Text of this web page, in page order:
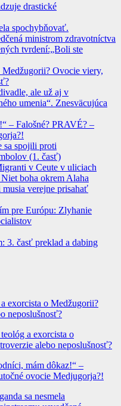
drastické
spochybňovať.
ministrom zdravotníctva
tvrdení:„Boli ste
Ovocie viery,
ale už aj v
umenia“. Znesväcujúca
– Falošné? PRAVÉ? –
sa spojili proti
(1. časť)
v Ceute v uliciach
boha okrem Alaha
verejne prisahať
pre Európu: Zlyhanie
3. časť preklad a dabing
exorcista o Medžugorii?
neposlušnosť?
a exorcista o
alebo neposlušnosť?
mám dôkaz!“ –
ovocie Medjugorja?!
sa nesmela